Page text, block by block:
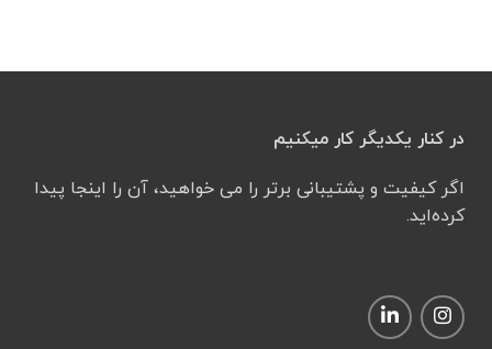
در کنار یکدیگر کار میکنیم
اگر کیفیت و پشتیبانی برتر را می خواهید، آن را اینجا پیدا
کرده‌اید.